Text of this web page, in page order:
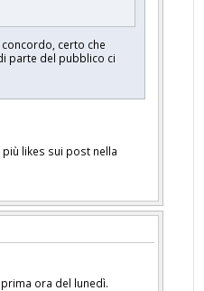
certo che
parte del pubblico ci
likes sui post nella
ora del lunedì.